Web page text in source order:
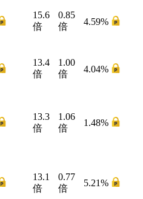
15.6
倍
0.85
倍
4.59%
13.4
倍
1.00
倍
4.04%
13.3
倍
1.06
倍
1.48%
13.1
倍
0.77
倍
5.21%